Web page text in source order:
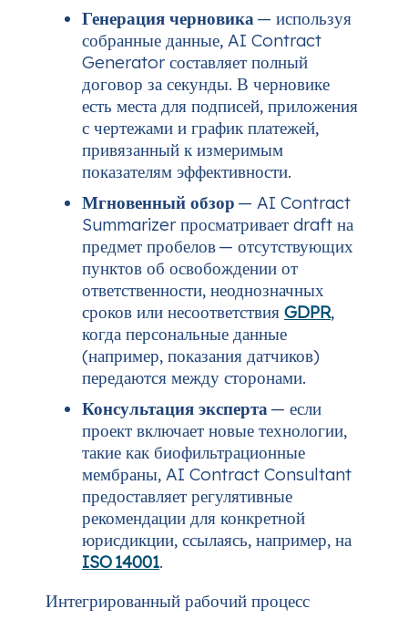
Генерация черновика— используя
собранные данные, AI Contract
Generator составляет полный
договор за секунды. В черновике
есть места для подписей, приложения
с чертежами и график платежей,
привязанный к измеримым
показателям эффективности.
Мгновенный обзор — AI Contract
Summarizer просматривает draft на
предмет пробелов — отсутствующих
пунктов об освобождении от
ответственности, неоднозначных
сроков или несоответствия GDPR,
когда персональные данные
(например, показания датчиков)
передаются между сторонами.
Консультация эксперта— если
проект включает новые технологии,
такие как биофильтрационные
мембраны, AI Contract Consultant
предоставляет регулятивные
рекомендации для конкретной
юрисдикции, ссылаясь, например, на
ISO 14001.
Интегрированный рабочий процесс